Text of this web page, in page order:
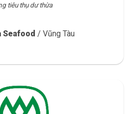
tiêu thụ dư thừa
Seafood / Vũng Tàu